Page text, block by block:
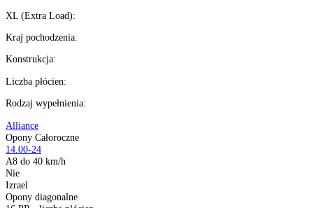
Ilość: dostępne
Kalkulator ratalny
Producent:
Sezon :
Rozmiar
Indeks prędkości
XL (Extra Load)
Kraj pochodzenia